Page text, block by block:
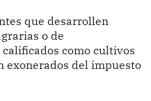
que desarrollen
o de
como cultivos
exonerados del impuesto